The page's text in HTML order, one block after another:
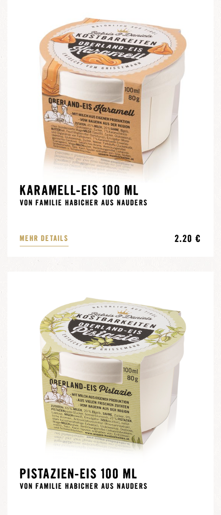
KARAMELL-EIS 100 ML
VON FAMILIE HABICHER AUS NAUDERS
MEHR DETAILS 2.20 €
PISTAZIEN-EIS 100 ML
VON FAMILIE HABICHER AUS NAUDERS